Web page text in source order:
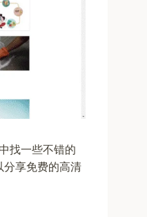
找一些不错的
分享免费的高清